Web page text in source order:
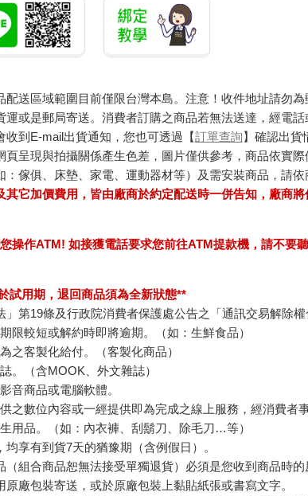
配送區域範圍目前僅限台灣本島。注意！收件地址請勿為
運或是郵局寄送。消費者訂購之商品若無法送達，經電
收到E-mail出貨通知，您也可透過【訂單查詢】確認出貨
頁呈現與拍攝關係產生色差，圖片僅供參考，商品依實際
：傢俱、床墊、家電、運動器材等）及需安裝商品，請
其它加價費用，皆由廠商於約定配送時一併告知，廠商將
操作ATM! 如接獲電話要求您前往ATM提款機，請不要
試用期，退回商品須為全新狀態**
」第19條及行政院消費者保護處公告之「通訊交易解除
限較短或解約時即將逾期。（如：生鮮食品）
之客製化給付。（客製化商品）
。（含MOOK、外文雜誌）
音商品或電腦軟體。
之數位內容或一經提供即為完成之線上服務，經消費
用品。（如：內衣褲、刮鬍刀、除毛刀…等）
享有到貨7天的猶豫期（含例假日）。
（組合商品恕無法接受單獨退貨）必須是您收到商品時
廠包裝寄送，或於原廠包裝上黏貼紙張或書寫文字。